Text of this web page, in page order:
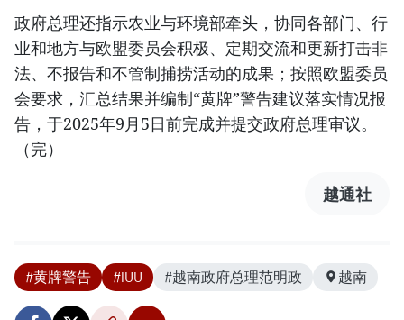
政府总理还指示农业与环境部牵头，协同各部门、行
业和地方与欧盟委员会积极、定期交流和更新打击非
法、不报告和不管制捕捞活动的成果；按照欧盟委员
会要求，汇总结果并编制“黄牌”警告建议落实情况报
告，于2025年9月5日前完成并提交政府总理审议。
（完）
越通社
#黄牌警告 #IUU #越南政府总理范明政 越南